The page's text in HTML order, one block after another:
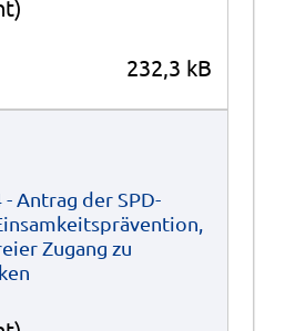
232,3 kB
- Antrag der SPD-
Zugang zu